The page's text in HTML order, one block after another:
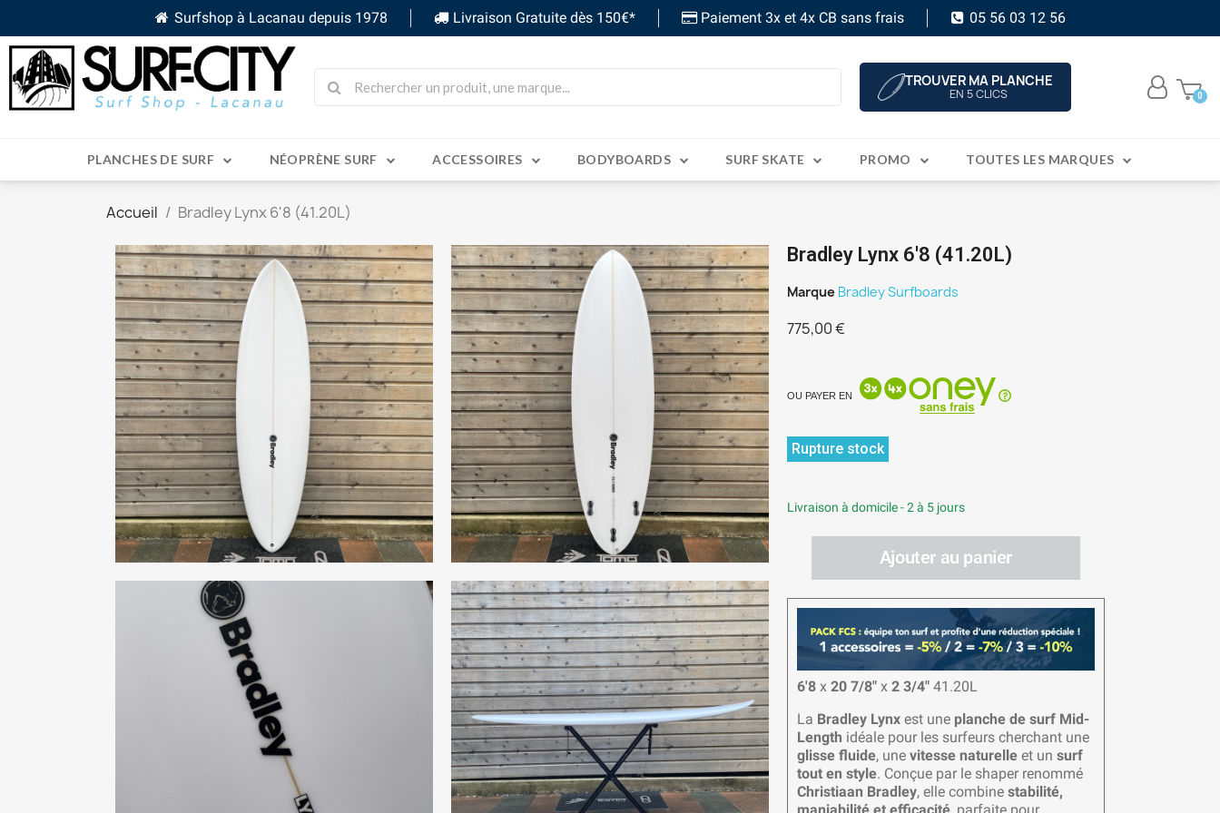
Surfshop à Lacanau depuis 1978 Livraison Gratuite dès 150€* Paiement 3x et 4x CB sans frais 05 56 03 12 56
TROUVER MA PLANCHE
EN 5 CLICS
PLANCHES DE SURF NÉOPRÈNE SURF ACCESSOIRES BODYBOARDS SURF SKATE PROMO TOUTES LES MARQUES
Accueil Bradley Lynx 6'8 (41.20L)
Bradley Lynx 6'8 (41.20L)
Marque Bradley Surfboards
775,00 €
OU PAYER EN
Rupture stock
Livraison à domicile - 2 à 5 jours
Ajouter au panier
6'8x 20 7/8"x 2 3/4"41.20L
La Bradley Lynxest une planche de surf Mid-
Length idéale pour les surfeurs cherchant une
glisse fluide, une vitesse naturelleet un surf
tout en style. Conçue par le shaper renommé
Christiaan Bradley, elle combine stabilité,